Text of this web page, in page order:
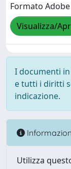
Formato Adobe
Visualizza/
I documenti
e tutti i diritti
indicazione.
Utilizza